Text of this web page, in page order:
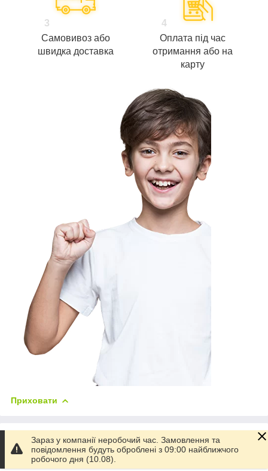
3
Самовивоз або
швидка доставка
4
Оплата під час
отримання або на
карту
Приховати
Характеристики
Основні атрибути
Зараз у компанії неробочий час. Замовлення та
повідомлення будуть оброблені з 09:00 найближчого
робочого дня (10.08).